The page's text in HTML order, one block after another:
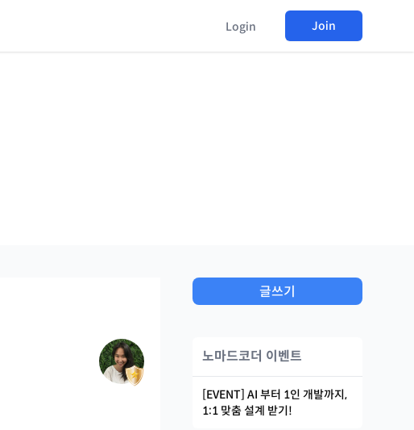
Login Join
글쓰기
노마드코더 이벤트
[EVENT] AI 부터 1인 개발까지,
1:1 맞춤 설계 받기!